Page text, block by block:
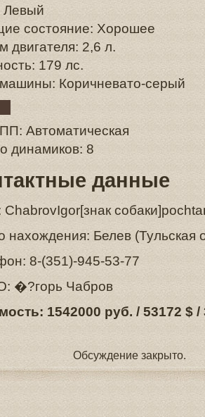
Левый
состояние: Хорошее
двигателя: 2,6 л.
179 лс.
Коричневато-серый
Автоматическая
динамиков: 8
данные
ChabrovIgor[знак
нахождения: Белев (Тульская
8-(351)-945-53-77
�?горь Чабров
1542000 руб. / 53172 $ /
Обсуждение закрыто.